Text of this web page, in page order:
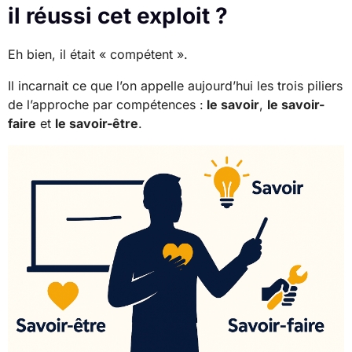
il réussi cet exploit ?
Eh bien, il était « compétent ».
Il incarnait ce que l’on appelle aujourd’hui les trois piliers
de l’approche par compétences : le savoir, le savoir-
faire et le savoir-être.